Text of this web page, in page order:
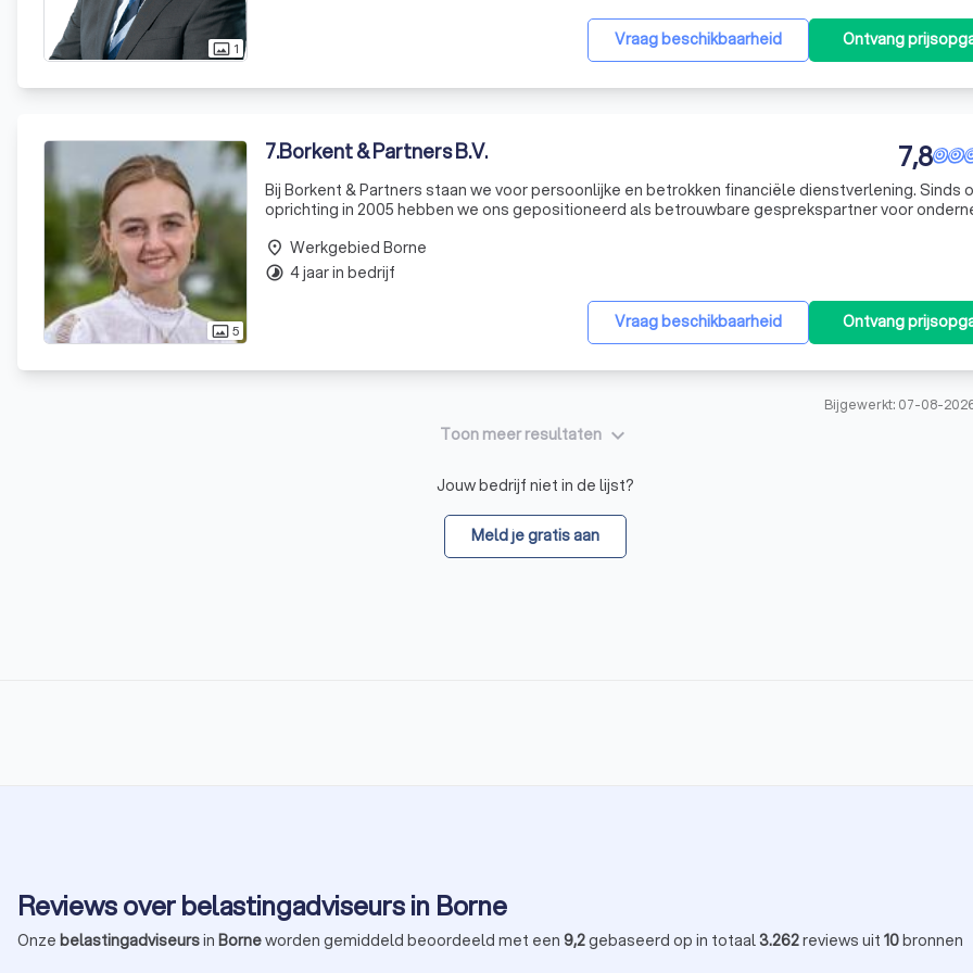
photo_size_select_actual 1 Vraag beschikbaarheid Ontvang
photo_size_select_actual5
7.Borkent & Partners B.V. 7,8
Bij Borkent & Partners staan we voor persoonlijke en betrokken financiële dienstverlening. Sinds
oprichting in 2005 hebben we ons gepositioneerd als betrouwbare gesprekspartner voor
Vraag beschikbaarheid Ontvang
place Werkgebied Borne
timelapse 4 jaar in bedrijf
Bijgewerkt: 07-08-
Toon meer resultaten keyboard_arrow_down
Jouw bedrijf niet in de lijst?
Meld je gratis aan
Reviews over belastingadviseurs in Borne
Onze belastingadviseursin Borneworden gemiddeld beoordeeld met een 9,2gebaseerd op in totaal3.262reviews uit 10bronnen